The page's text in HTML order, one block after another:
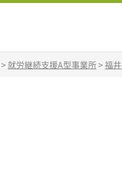
> 就労継続支援A型事業所> 福